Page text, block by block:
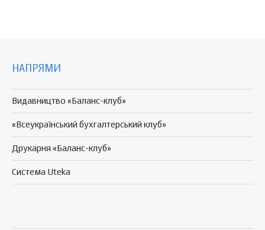
НАПРЯМИ
Видавництво «Баланс-клуб»
«Всеукраїнський бухгалтерський клуб»
Друкарня «Баланс-клуб»
Система Uteka